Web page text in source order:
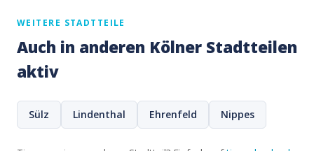
WEITERE STADTTEILE
Auch in anderen Kölner Stadtteilen
aktiv
Sülz Lindenthal Ehrenfeld Nippes